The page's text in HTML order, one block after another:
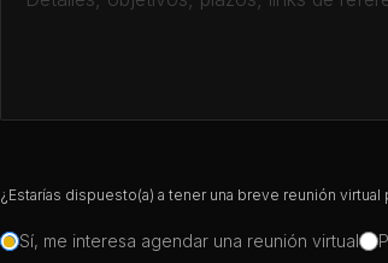
¿Estarías dispuesto(a) a tener una breve reunión
Sí, me interesa agendar una reunión virtual